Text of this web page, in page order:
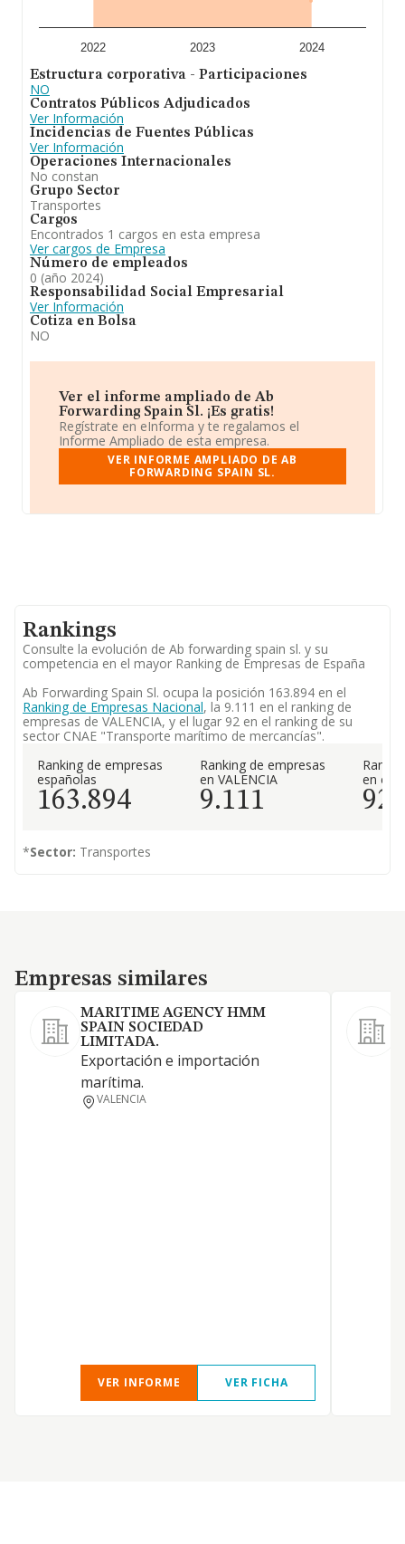
es prestación de servicios generales de transporte, así
mismo, nacional e internacional de mercancías de todo
tipo, de carga completa o franccionada, via terrestre,
provincia frente al 2023.
2022 2023 2024
Estructura corporativa - Participaciones
NO
Contratos Públicos Adjudicados
Ver Información
Incidencias de Fuentes Públicas
Ver Información
Operaciones Internacionales
No constan
Grupo Sector
Transportes
Cargos
Encontrados 1 cargos en esta empresa
Ver cargos de Empresa
Número de empleados
0 (año 2024)
Responsabilidad Social Empresarial
Ver Información
Cotiza en Bolsa
NO
Ver el informe ampliado de Ab
Forwarding Spain Sl. ¡Es gratis!
Regístrate en eInforma y te regalamos el
Informe Ampliado de esta empresa.
VER INFORME AMPLIADO DE AB
FORWARDING SPAIN SL.
Rankings
Consulte la evolución de Ab forwarding spain sl. y su
competencia en el mayor Ranking de Empresas de España
Ab Forwarding Spain Sl. ocupa la posición 163.894 en el
Ranking de Empresas Nacional, la 9.111 en el ranking de
empresas de VALENCIA, y el lugar 92 en el ranking de su
sector CNAE "Transporte marítimo de mercancías".
Ranking de empresas
españolas
163.894
Ranking de empresas
en VALENCIA
9.111
en el
92
*Sector: Transportes
Empresas similares
Empresas similares
MARITIME AGENCY HMM
SPAIN SOCIEDAD
LIMITADA.
Exportación e importación
marítima.
VALENCIA
VER INFORME VER FICHA